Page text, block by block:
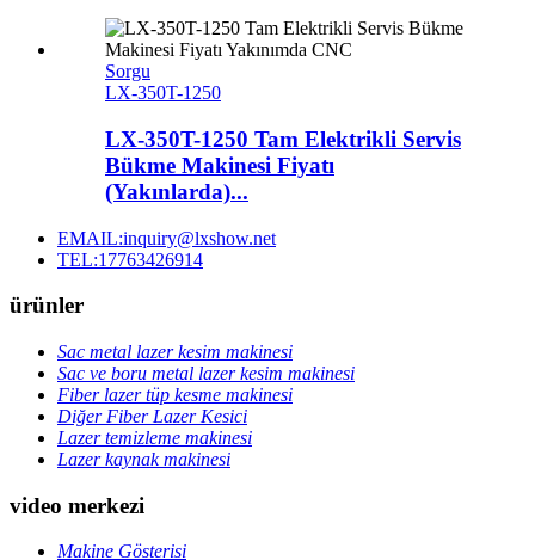
Sorgu
LX-350T-1250
LX-350T-1250 Tam Elektrikli Servis
Bükme Makinesi Fiyatı
(Yakınlarda)...
EMAIL:inquiry@lxshow.net
TEL:17763426914
ürünler
Sac metal lazer kesim makinesi
Sac ve boru metal lazer kesim makinesi
Fiber lazer tüp kesme makinesi
Diğer Fiber Lazer Kesici
Lazer temizleme makinesi
Lazer kaynak makinesi
video merkezi
Makine Gösterisi